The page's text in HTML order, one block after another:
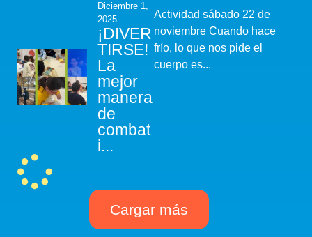
Diciembre 1,
2025
¡DIVER
TIRSE!
La
mejor
manera
de
combat
i...
Actividad sábado 22 de
noviembre Cuando hace
frío, lo que nos pide el
cuerpo es...
Cargar más